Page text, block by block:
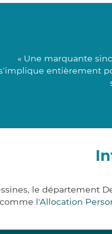
« Une marquante
entièrement
le département
l'Allocation